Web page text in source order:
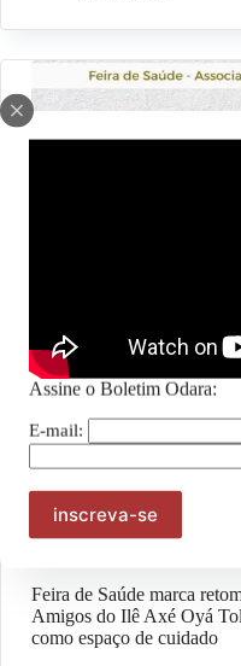
Assine o Boletim Odara:
E-mail:
Julho das Pretas
Feira de Saúde marca
Amigos do Ilê Axé Oyá
como espaço de cuidado